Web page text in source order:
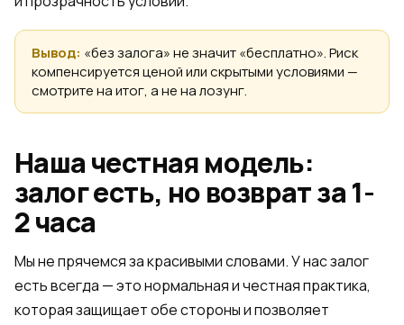
Вывод: «без залога» не значит «бесплатно». Риск
компенсируется ценой или скрытыми условиями —
смотрите на итог, а не на лозунг.
Наша честная модель:
залог есть, но возврат за 1-
2 часа
Мы не прячемся за красивыми словами. У нас залог
есть всегда — это нормальная и честная практика,
которая защищает обе стороны и позволяет